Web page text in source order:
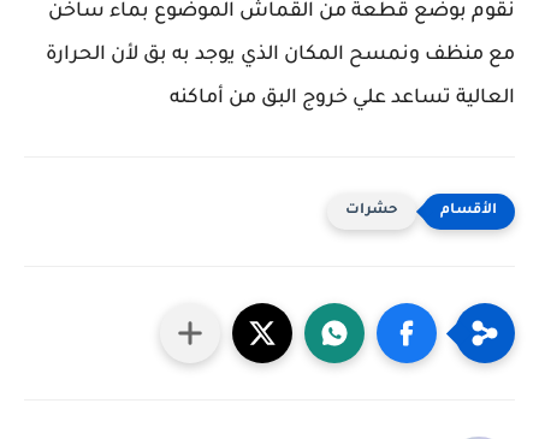
نقوم بوضع قطعة من القماش الموضوع بماء ساخن
مع منظف ونمسح المكان الذي يوجد به بق لأن الحرارة
العالية تساعد علي خروج البق من أماكنه
حشرات